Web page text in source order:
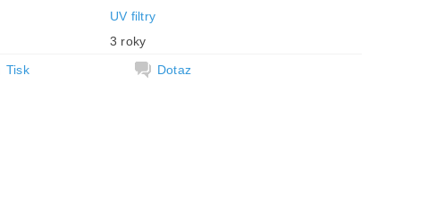
UV filtry
3 roky
Tisk
Dotaz